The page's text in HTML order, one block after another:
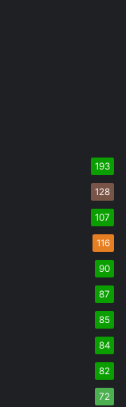
193
128
107
116
90
87
85
84
82
72